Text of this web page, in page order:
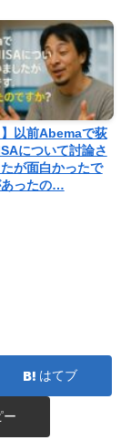
】以前Abemaで荻
について討論さ
が面白かったで
ったの…
はてブ
ー